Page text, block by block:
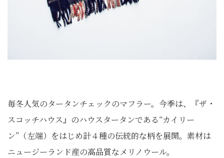
毎冬人気のタータンチェックのマフラー。今季は、『ザ・
スコッチハウス』のハウスタータンである“カイリー
ン”（左端）をはじめ計４種の伝統的な柄を展開。素材は
ニュージーランド産の高品質なメリノウール。